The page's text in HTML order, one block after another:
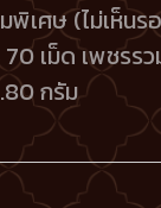
พิเศษ (ไม่เห็น
เม็ด เพชรรว
กรัม